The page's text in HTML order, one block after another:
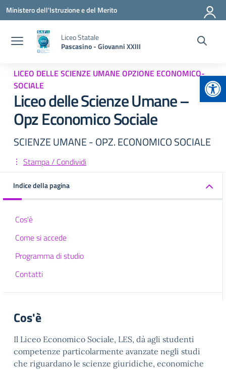
Vai ai contenuti
Vai al menu di navigazione
Vai al footer
Ministero dell'Istruzione e del Merito
Liceo Statale
Pascasino - Giovanni XXIII
LICEO DELLE SCIENZE UMANE OPZIONE ECONOMICO-
SOCIALE
Liceo delle Scienze Umane –
Opz Economico Sociale
SCIENZE UMANE - OPZ. ECONOMICO SOCIALE
Stampa / Condividi
Indice della pagina
Cos'è
Come si accede
Programma di studio
Contatti
Cos'è
Il Liceo Economico Sociale, LES, dà agli studenti
competenze particolarmente avanzate negli studi
che riguardano le scienze giuridiche, economiche